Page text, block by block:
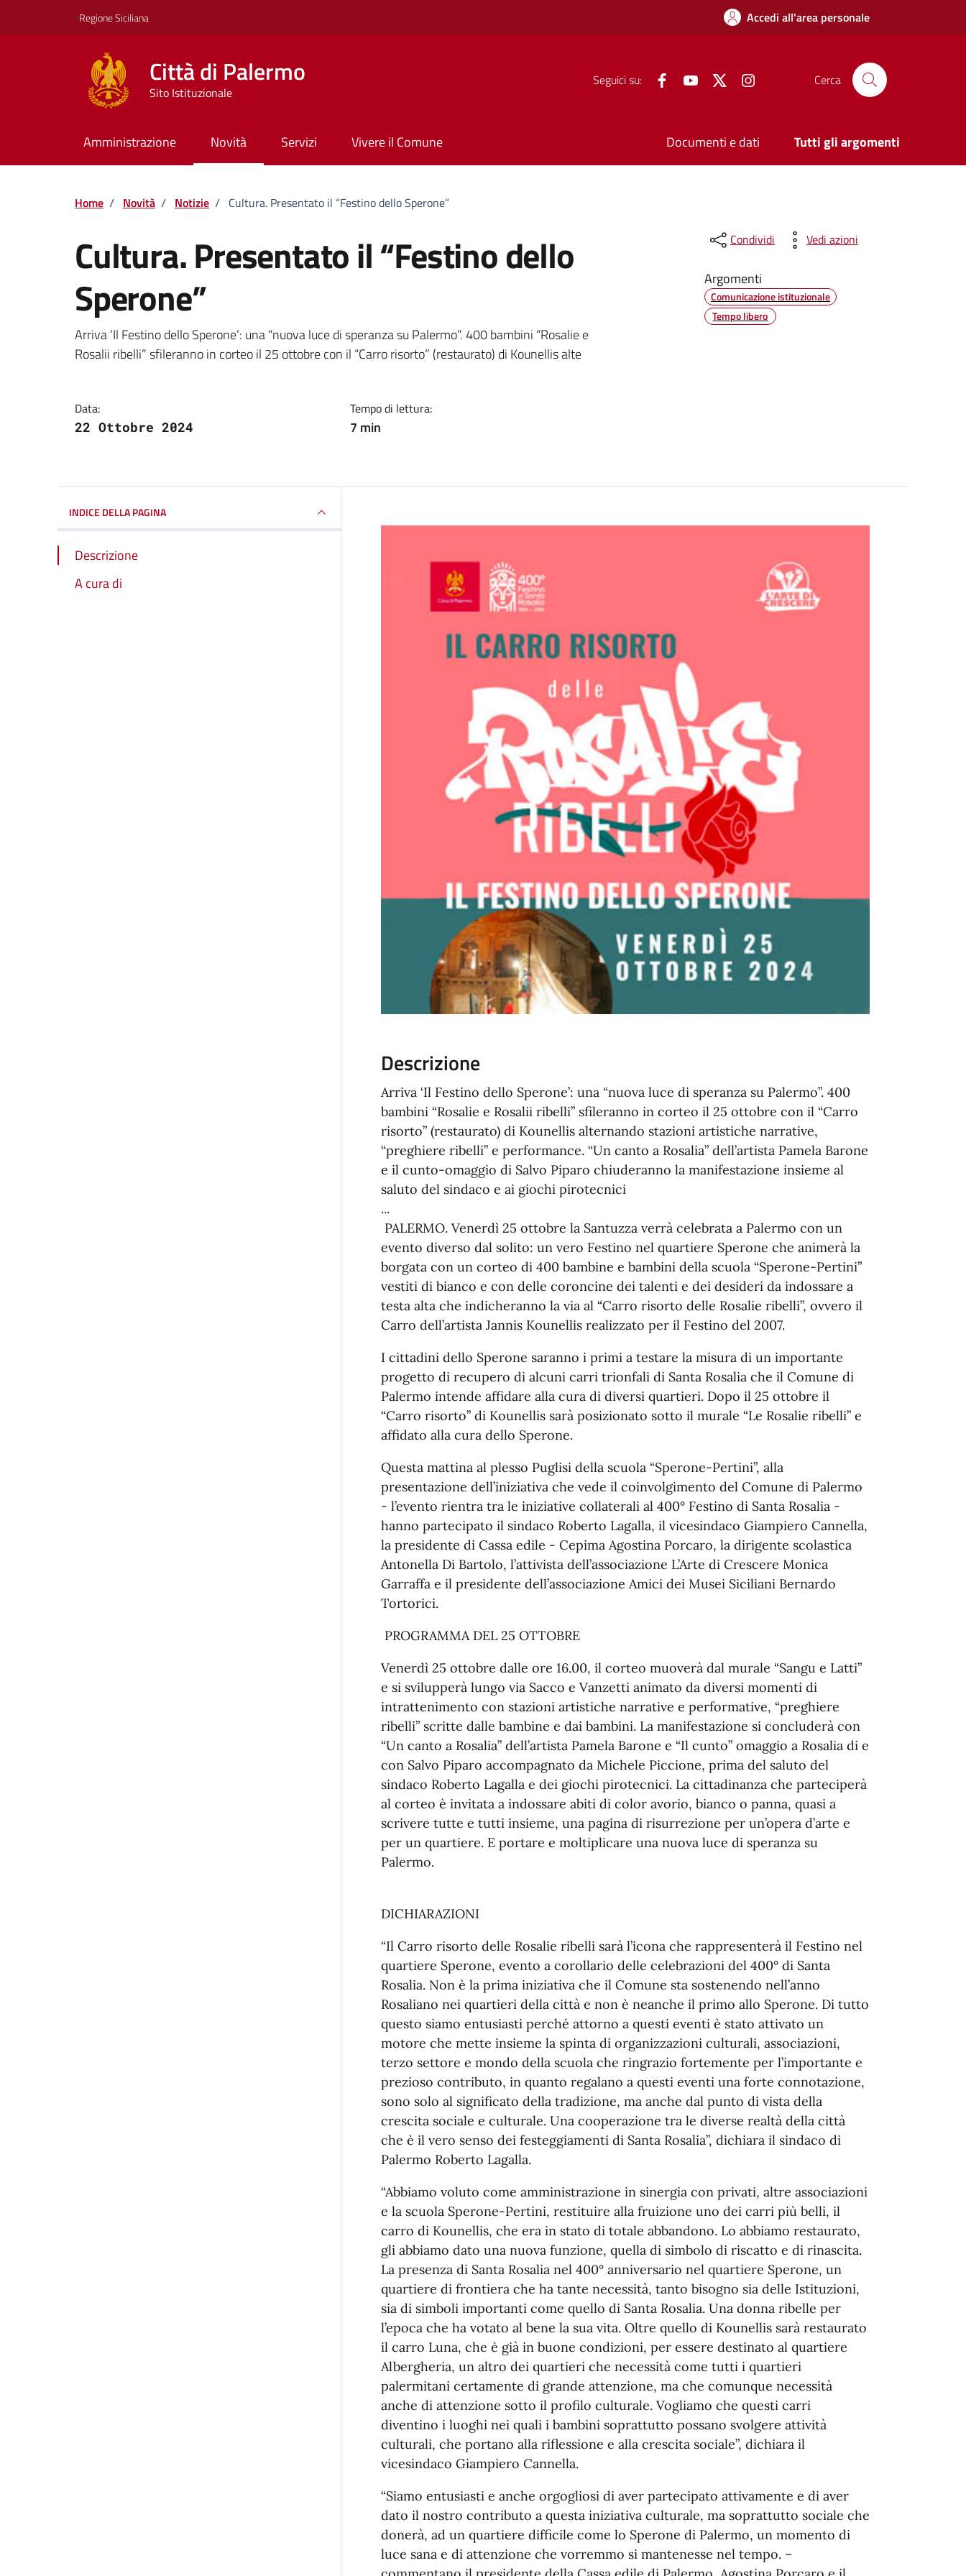
Regione Siciliana Accedi all'area personale
Città di Palermo
Sito Istituzionale
Seguici su: FacebookYouTube Twitter Cerca
Amministrazione Novità Servizi Vivere il Comune Documenti e dati Tutti gli argomenti
Home / Novità / Notizie / Cultura. Presentato il “Festino dello Sperone”
Cultura. Presentato il “Festino dello
Sperone”
Dettagli della notizia
Arriva ‘Il Festino dello Sperone’: una “nuova luce di speranza su Palermo”. 400 bambini “Rosalie e
Rosalii ribelli” sfileranno in corteo il 25 ottobre con il “Carro risorto” (restaurato) di Kounellis alte
Data:
22 Ottobre 2024
Tempo di lettura:
7 min
Condividi Vedi azioni
Argomenti
Comunicazione istituzionale
Tempo libero
INDICE DELLA PAGINA
Descrizione
A cura di
Descrizione
Arriva ‘Il Festino dello Sperone’: una “nuova luce di speranza su Palermo”. 400
bambini “Rosalie e Rosalii ribelli” sfileranno in corteo il 25 ottobre con il “Carro
risorto” (restaurato) di Kounellis alternando stazioni artistiche narrative,
“preghiere ribelli” e performance. “Un canto a Rosalia” dell’artista Pamela Barone
e il cunto-omaggio di Salvo Piparo chiuderanno la manifestazione insieme al
saluto del sindaco e ai giochi pirotecnici
...
PALERMO. Venerdì 25 ottobre la Santuzza verrà celebrata a Palermo con un
evento diverso dal solito: un vero Festino nel quartiere Sperone che animerà la
borgata con un corteo di 400 bambine e bambini della scuola “Sperone-Pertini”
vestiti di bianco e con delle coroncine dei talenti e dei desideri da indossare a
testa alta che indicheranno la via al “Carro risorto delle Rosalie ribelli”, ovvero il
Carro dell’artista Jannis Kounellis realizzato per il Festino del 2007.
I cittadini dello Sperone saranno i primi a testare la misura di un importante
progetto di recupero di alcuni carri trionfali di Santa Rosalia che il Comune di
Palermo intende affidare alla cura di diversi quartieri. Dopo il 25 ottobre il
“Carro risorto” di Kounellis sarà posizionato sotto il murale “Le Rosalie ribelli” e
affidato alla cura dello Sperone.
Questa mattina al plesso Puglisi della scuola “Sperone-Pertini”, alla
presentazione dell’iniziativa che vede il coinvolgimento del Comune di Palermo
- l’evento rientra tra le iniziative collaterali al 400° Festino di Santa Rosalia -
hanno partecipato il sindaco Roberto Lagalla, il vicesindaco Giampiero Cannella,
la presidente di Cassa edile - Cepima Agostina Porcaro, la dirigente scolastica
Antonella Di Bartolo, l’attivista dell’associazione L’Arte di Crescere Monica
Garraffa e il presidente dell’associazione Amici dei Musei Siciliani Bernardo
Tortorici.
PROGRAMMA DEL 25 OTTOBRE
Venerdì 25 ottobre dalle ore 16.00, il corteo muoverà dal murale “Sangu e Latti”
e si svilupperà lungo via Sacco e Vanzetti animato da diversi momenti di
intrattenimento con stazioni artistiche narrative e performative, “preghiere
ribelli” scritte dalle bambine e dai bambini. La manifestazione si concluderà con
“Un canto a Rosalia” dell’artista Pamela Barone e “Il cunto” omaggio a Rosalia di e
con Salvo Piparo accompagnato da Michele Piccione, prima del saluto del
sindaco Roberto Lagalla e dei giochi pirotecnici. La cittadinanza che parteciperà
al corteo è invitata a indossare abiti di color avorio, bianco o panna, quasi a
scrivere tutte e tutti insieme, una pagina di risurrezione per un’opera d’arte e
per un quartiere. E portare e moltiplicare una nuova luce di speranza su
Palermo.
DICHIARAZIONI
“Il Carro risorto delle Rosalie ribelli sarà l’icona che rappresenterà il Festino nel
quartiere Sperone, evento a corollario delle celebrazioni del 400° di Santa
Rosalia. Non è la prima iniziativa che il Comune sta sostenendo nell’anno
Rosaliano nei quartieri della città e non è neanche il primo allo Sperone. Di tutto
questo siamo entusiasti perché attorno a questi eventi è stato attivato un
motore che mette insieme la spinta di organizzazioni culturali, associazioni,
terzo settore e mondo della scuola che ringrazio fortemente per l’importante e
prezioso contributo, in quanto regalano a questi eventi una forte connotazione,
sono solo al significato della tradizione, ma anche dal punto di vista della
crescita sociale e culturale. Una cooperazione tra le diverse realtà della città
che è il vero senso dei festeggiamenti di Santa Rosalia”, dichiara il sindaco di
Palermo Roberto Lagalla.
“Abbiamo voluto come amministrazione in sinergia con privati, altre associazioni
e la scuola Sperone-Pertini, restituire alla fruizione uno dei carri più belli, il
carro di Kounellis, che era in stato di totale abbandono. Lo abbiamo restaurato,
gli abbiamo dato una nuova funzione, quella di simbolo di riscatto e di rinascita.
La presenza di Santa Rosalia nel 400° anniversario nel quartiere Sperone, un
quartiere di frontiera che ha tante necessità, tanto bisogno sia delle Istituzioni,
sia di simboli importanti come quello di Santa Rosalia. Una donna ribelle per
l’epoca che ha votato al bene la sua vita. Oltre quello di Kounellis sarà restaurato
il carro Luna, che è già in buone condizioni, per essere destinato al quartiere
Albergheria, un altro dei quartieri che necessità come tutti i quartieri
palermitani certamente di grande attenzione, ma che comunque necessità
anche di attenzione sotto il profilo culturale. Vogliamo che questi carri
diventino i luoghi nei quali i bambini soprattutto possano svolgere attività
culturali, che portano alla riflessione e alla crescita sociale”, dichiara il
vicesindaco Giampiero Cannella.
“Siamo entusiasti e anche orgogliosi di aver partecipato attivamente e di aver
dato il nostro contributo a questa iniziativa culturale, ma soprattutto sociale che
donerà, ad un quartiere difficile come lo Sperone di Palermo, un momento di
luce sana e di attenzione che vorremmo si mantenesse nel tempo. –